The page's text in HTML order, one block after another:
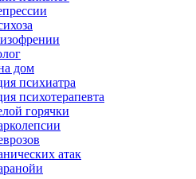
дом
психиатра
психотерапевта
горячки
атак